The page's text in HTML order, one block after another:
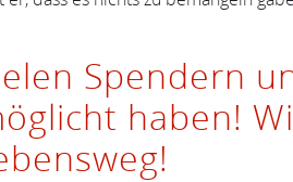
Spendern
haben!